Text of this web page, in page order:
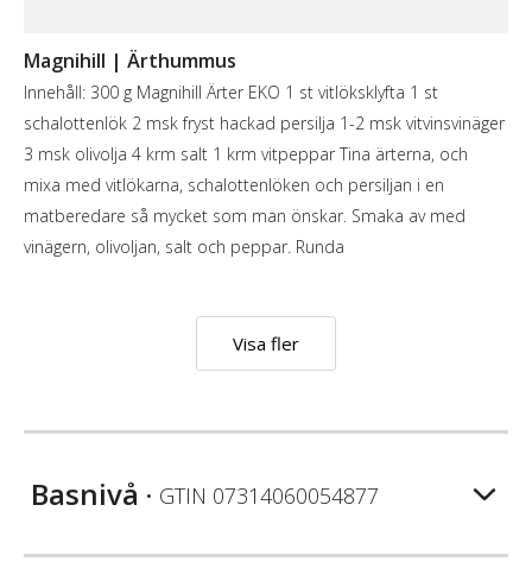
Magnihill | Ärthummus
Innehåll: 300 g Magnihill Ärter EKO 1 st vitlöksklyfta 1 st
schalottenlök 2 msk fryst hackad persilja 1-2 msk vitvinsvinäger
3 msk olivolja 4 krm salt 1 krm vitpeppar Tina ärterna, och
mixa med vitlökarna, schalottenlöken och persiljan i en
matberedare så mycket som man önskar. Smaka av med
vinägern, olivoljan, salt och peppar. Runda
Visa fler
Basnivå • GTIN 07314060054877